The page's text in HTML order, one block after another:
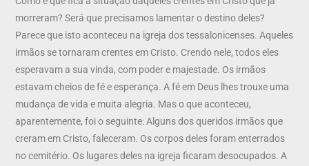
morreram? Será que precisamos lamentar o destino deles?
Parece que isto aconteceu na igreja dos tessalonicenses. Aqueles
irmãos se tornaram crentes em Cristo. Crendo nele, todos eles
esperavam a sua vinda, com poder e majestade. Os irmãos
estavam cheios de fé e esperança. A fé em Deus lhes trouxe uma
mudança de vida e muita alegria. Mas o que aconteceu,
aparentemente, foi o seguinte: Alguns dos queridos irmãos que
creram em Cristo, faleceram. Os corpos deles foram enterrados
no cemitério. Os lugares deles na igreja ficaram desocupados. A